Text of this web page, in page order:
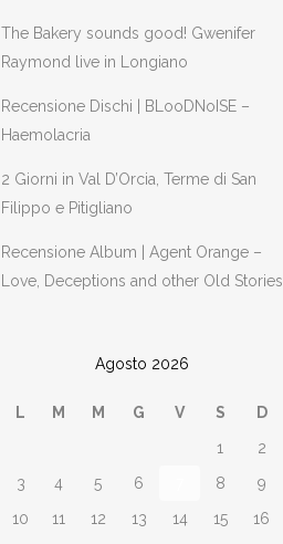
The Bakery sounds good! Gwenifer
Raymond live in Longiano
Recensione Dischi | BLooDNoISE –
Haemolacria
2 Giorni in Val D’Orcia, Terme di San
Filippo e Pitigliano
Recensione Album | Agent Orange –
Love, Deceptions and other Old Stories
Agosto 2026
L M M G V S
D
1
2
3
4 5 6 8
9
10
11 12 13 14 15
16